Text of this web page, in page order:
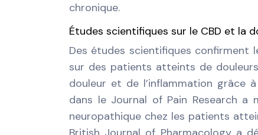
chronique.
Études scientifiques sur le CBD et la
Des études scientifiques confirment
sur des patients atteints de
douleur et de l’inflammation grâce
dans le Journal of Pain Research
neuropathique chez les patients